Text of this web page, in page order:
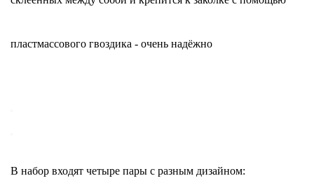
пластмассового гвоздика - очень надёжно
В набор входят четыре пары с разным дизайном: